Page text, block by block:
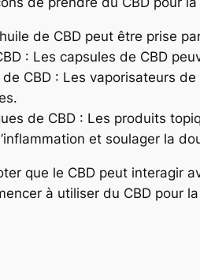
de CBD peut être prise
: Les capsules de CBD
CBD : Les vaporisateurs
de CBD : Les produits
et soulager la
que le CBD peut interagir
à utiliser du CBD pour